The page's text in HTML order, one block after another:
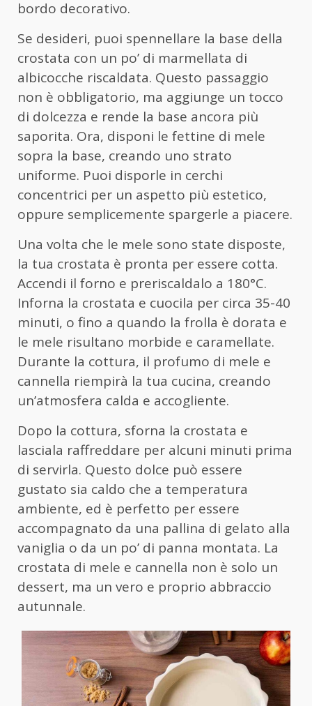
bordo decorativo.
Se desideri, puoi spennellare la base della
crostata con un po’ di marmellata di
albicocche riscaldata. Questo passaggio
non è obbligatorio, ma aggiunge un tocco
di dolcezza e rende la base ancora più
saporita. Ora, disponi le fettine di mele
sopra la base, creando uno strato
uniforme. Puoi disporle in cerchi
concentrici per un aspetto più estetico,
oppure semplicemente spargerle a piacere.
Una volta che le mele sono state disposte,
la tua crostata è pronta per essere cotta.
Accendi il forno e preriscaldalo a 180°C.
Inforna la crostata e cuocila per circa 35-40
minuti, o fino a quando la frolla è dorata e
le mele risultano morbide e caramellate.
Durante la cottura, il profumo di mele e
cannella riempirà la tua cucina, creando
un’atmosfera calda e accogliente.
Dopo la cottura, sforna la crostata e
lasciala raffreddare per alcuni minuti prima
di servirla. Questo dolce può essere
gustato sia caldo che a temperatura
ambiente, ed è perfetto per essere
accompagnato da una pallina di gelato alla
vaniglia o da un po’ di panna montata. La
crostata di mele e cannella non è solo un
dessert, ma un vero e proprio abbraccio
autunnale.